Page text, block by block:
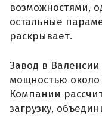
возможностями,
остальные
раскрывает.
Завод в
мощностью около
Компании
загрузку,